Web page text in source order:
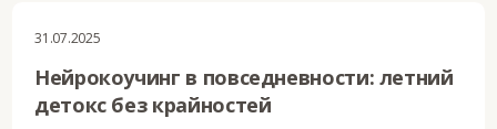
31.07.2025
Нейрокоучинг в повседневности: летний
детокс без крайностей